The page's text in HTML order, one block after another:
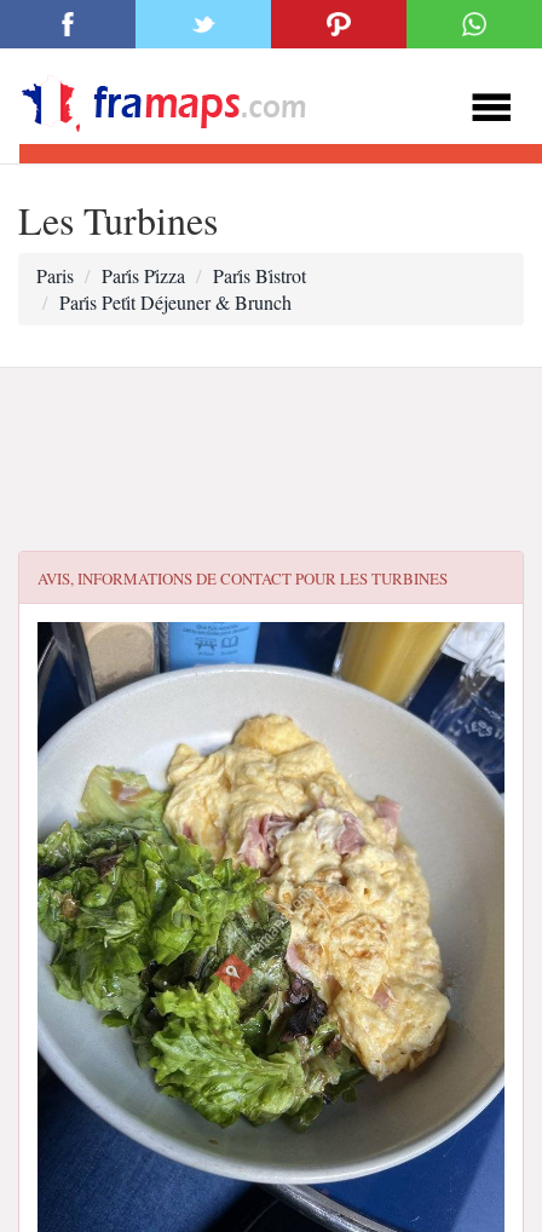
Les Turbines
Paris Pari̇s Pi̇zza
Pari̇s Bi̇strot
Pari̇s Peti̇t Déjeuner & Brunch
AVIS, INFORMATIONS DE CONTACT POURLES TURBINES